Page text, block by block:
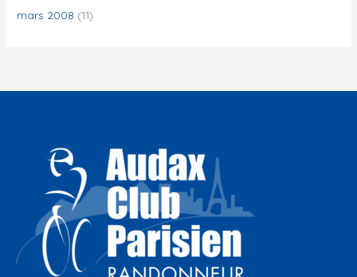
mars 2008 (11)